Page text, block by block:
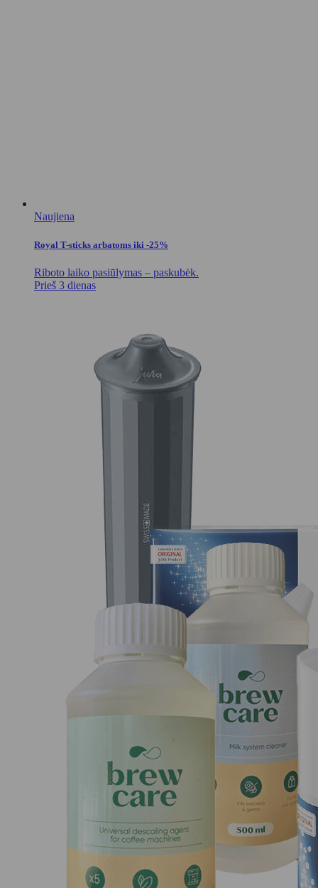
Naujiena
Royal T-sticks arbatoms iki -25%
Riboto laiko pasiūlymas – paskubėk.
Prieš 3 dienas